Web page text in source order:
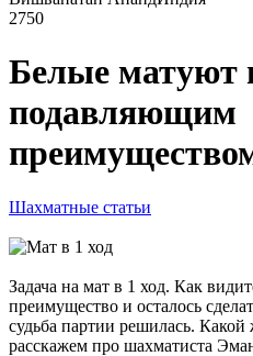
2750
Белые матуют
подавляющим
Шахматные статьи
Задача на мат в 1 ход. Как
преимущество и осталось
судьба партии решилась. Какой
расскажем про шахматиста